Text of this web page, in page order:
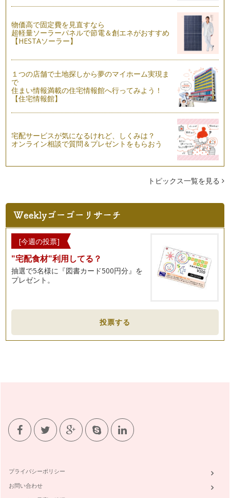
生後５，６ヵ月になると離乳に向けての第一歩、離乳食がはじ
まります。おかゆや野菜そのものをト…
物価高で固定費を見直すなら
超軽量ソーラーパネルで節電＆創エネがおすすめ
【HESTAソーラー】
１つの店舗で土地探しから夢のマイホーム実現ま
で
住まい情報満載の住宅情報館へ行ってみよう！
【住宅情報館】
宅配サービスが気になるけれど、しくみは？
オンライン相談で質問＆プレゼントをもらおう
トピックス一覧を見る
[今週の投票]
"宅配食材"利用してる？
抽選で5名様に『図書カード500円分』を
プレゼント。
投票する
プライバシーポリシー
お問い合わせ